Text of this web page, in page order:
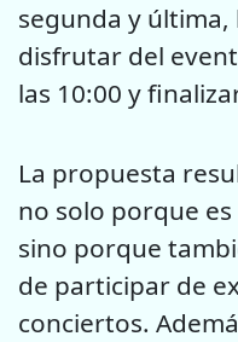
segunda y
disfrutar del
las 10:00 y
La propuesta
no solo porque
sino porque
de participar de
conciertos.